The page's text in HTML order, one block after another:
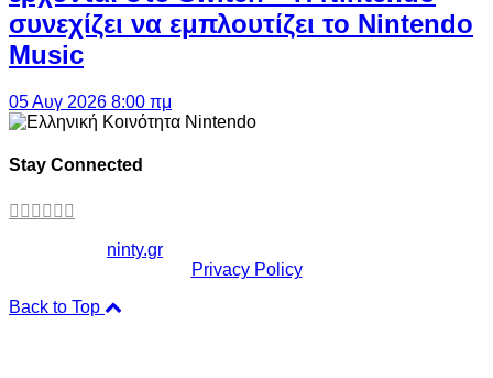
συνεχίζει να εμπλουτίζει το Nintendo
Music
05 Αυγ 2026 8:00 πμ
Stay Connected
ninty.gr
Privacy Policy
Back to Top